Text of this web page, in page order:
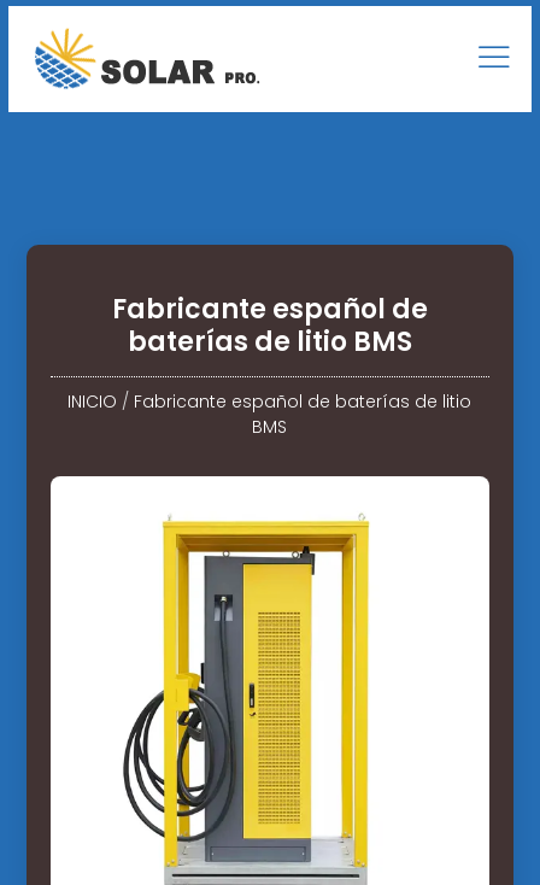
Fabricante español de
baterías de litio BMS
INICIO / Fabricante español de baterías de litio
BMS